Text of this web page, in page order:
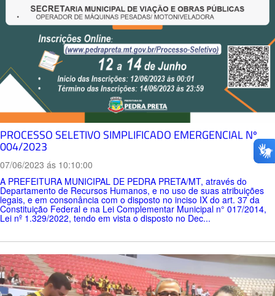
PROCESSO SELETIVO SIMPLIFICADO EMERGENCIAL Nº
004/2023
07/06/2023 ás 10:10:00
A PREFEITURA MUNICIPAL DE PEDRA PRETA/MT, através do
Departamento de Recursos Humanos, e no uso de suas atribuições
legais, e em consonância com o disposto no inciso IX do art. 37 da
Constituição Federal e na Lei Complementar Municipal n° 017/2014,
Lei nº 1.329/2022, tendo em vista o disposto no Dec...